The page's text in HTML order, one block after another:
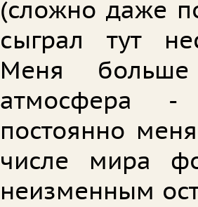
(сложно даже
сыграл тут
Меня больше
атмосфера
постоянно
числе мира
неизменным